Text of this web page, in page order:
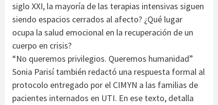
siglo XXI, la mayoría de las terapias intensivas siguen
siendo espacios cerrados al afecto? ¿Qué lugar
ocupa la salud emocional en la recuperación de un
cuerpo en crisis?
“No queremos privilegios. Queremos humanidad”
Sonia Parisí también redactó una respuesta formal al
protocolo entregado por el CIMYN a las familias de
pacientes internados en UTI. En ese texto, detalla